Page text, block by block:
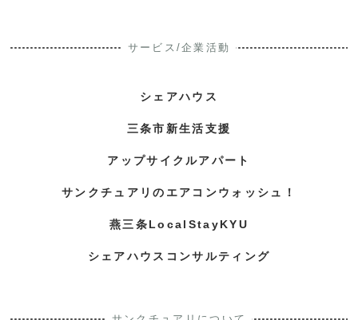
サービス/企業活動
シェアハウス
三条市新生活支援
アップサイクルアパート
サンクチュアリのエアコンウォッシュ！
燕三条LocalStayKYU
シェアハウスコンサルティング